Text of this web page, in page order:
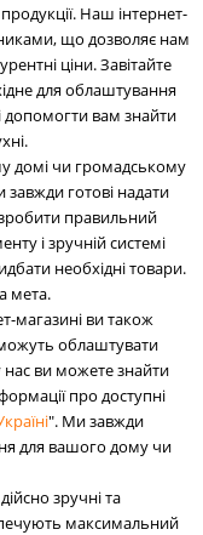
продукції. Наш інтернет-
що дозволяє нам
ціни. Завітайте
для облаштування
допомогти вам знайти
домі чи громадському
готові надати
правильний
і зручній системі
необхідні товари.
мета.
магазині ви також
облаштувати
ви можете знайти
про доступні
". Ми завжди
для вашого дому чи
зручні та
максимальний